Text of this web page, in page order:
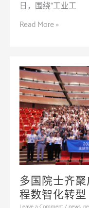
日，围绕“工业工
专
国
工
程
院
院
士
唐
立
新：
有
机
Read More »
多国院士齐
程数智化转型​